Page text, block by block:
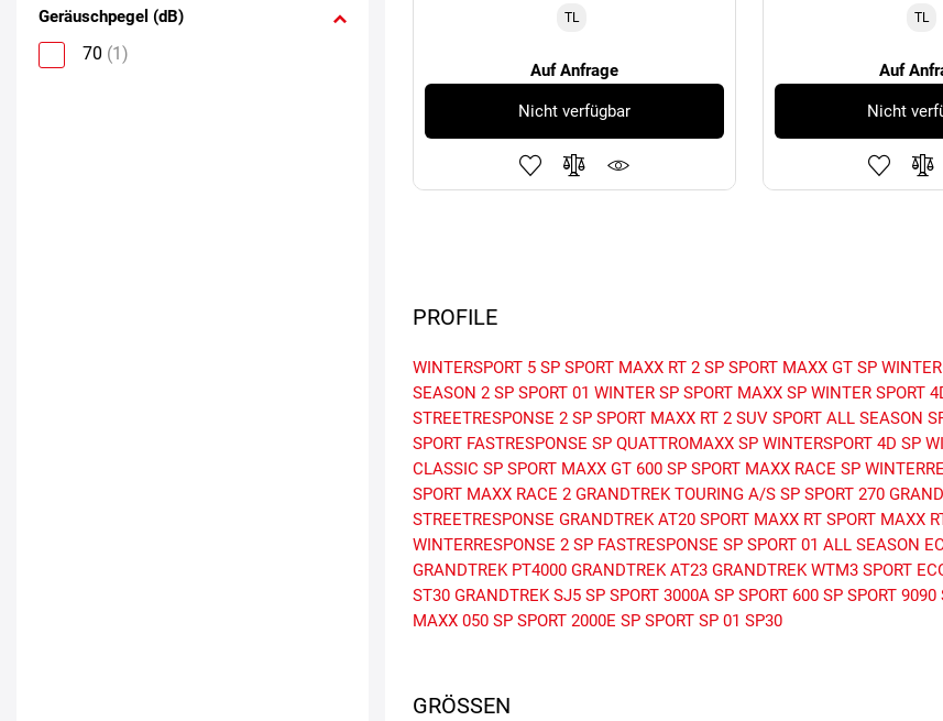
Geräuschpegel (dB)
70 (1)
TL
Auf Anfrage
Nicht verfügbar
TL
Auf
Nicht
PROFILE
WINTERSPORT 5 SP SPORT MAXX RT 2 SP SPORT MAXX GT SP
SEASON 2 SP SPORT 01 WINTER SP SPORT MAXX SP WINTER SPORT
STREETRESPONSE 2 SP SPORT MAXX RT 2 SUV SPORT ALL SEASON
SPORT FASTRESPONSE SP QUATTROMAXX SP WINTERSPORT 4D SP
CLASSIC SP SPORT MAXX GT 600 SP SPORT MAXX RACE SP
SPORT MAXX RACE 2 GRANDTREK TOURING A/S SP SPORT 270
STREETRESPONSE GRANDTREK AT20 SPORT MAXX RT SPORT MAXX
WINTERRESPONSE 2 SP FASTRESPONSE SP SPORT 01 ALL SEASON
GRANDTREK PT4000 GRANDTREK AT23 GRANDTREK WTM3 SPORT
ST30 GRANDTREK SJ5 SP SPORT 3000A SP SPORT 600 SP SPORT 9090
MAXX 050 SP SPORT 2000E SP SPORT SP 01 SP30
GRÖSSEN